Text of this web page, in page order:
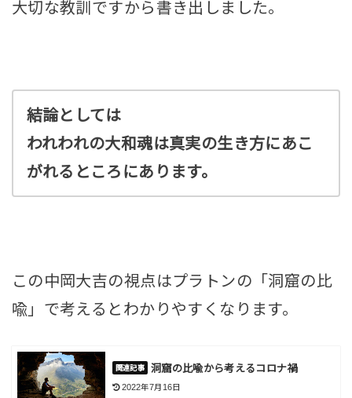
大切な教訓ですから書き出しました。
結論としては
われわれの大和魂は真実の生き方にあこ
がれるところにあります。
この中岡大吉の視点はプラトンの「洞窟の比
喩」で考えるとわかりやすくなります。
洞窟の比喩から考えるコロナ禍
2022年7月16日